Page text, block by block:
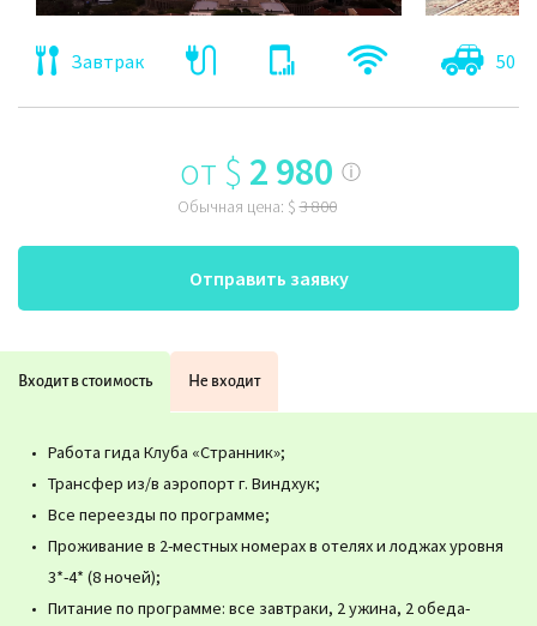
Завтрак 50
ⓘ
от $ 2 980
Обычная цена: $3 800
Отправить заявку
Входит в стоимость Не входит
Работа гида Клуба «Странник»;
Трансфер из/в аэропорт г. Виндхук;
Все переезды по программе;
Проживание в 2-местных номерах в отелях и лоджах уровня
3*-4* (8 ночей);
Питание по программе: все завтраки, 2 ужина, 2 обеда-